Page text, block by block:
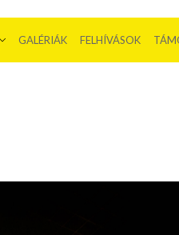
GALÉRIÁK FELHÍVÁSOK